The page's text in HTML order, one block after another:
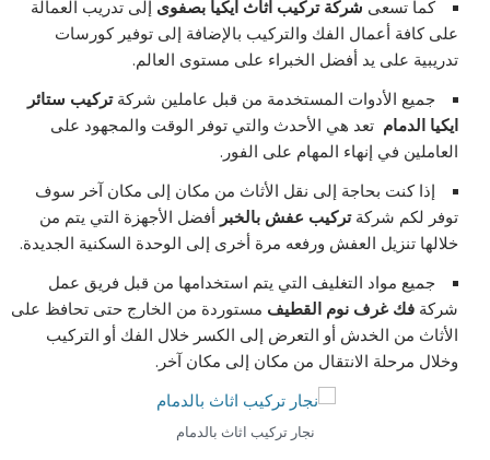
كما تسعى شركة تركيب اثاث ايكيا بصفوى إلى تدريب العمالة
على كافة أعمال الفك والتركيب بالإضافة إلى توفير كورسات
تدريبية على يد أفضل الخبراء على مستوى العالم.
جميع الأدوات المستخدمة من قبل عاملين شركةتركيب ستائر
ايكيا الدمام تعد هي الأحدث والتي توفر الوقت والمجهود على
العاملين في إنهاء المهام على الفور.
إذا كنت بحاجة إلى نقل الأثاث من مكان إلى مكان آخر سوف
توفر لكم شركةتركيب عفش بالخبرأفضل الأجهزة التي يتم من
خلالها تنزيل العفش ورفعه مرة أخرى إلى الوحدة السكنية الجديدة.
جميع مواد التغليف التي يتم استخدامها من قبل فريق عمل
شركةفك غرف نوم القطيف مستوردة من الخارج حتى تحافظ على
الأثاث من الخدش أو التعرض إلى الكسر خلال الفك أو التركيب
وخلال مرحلة الانتقال من مكان إلى مكان آخر.
نجار تركيب اثاث بالدمام